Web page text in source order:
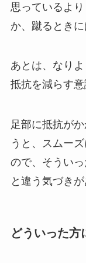
思っているよ
か、蹴るとき
あとは、なり
抵抗を減らす意
足部に抵抗が
うと、スムー
ので、そうい
と違う気づきが
どういった方